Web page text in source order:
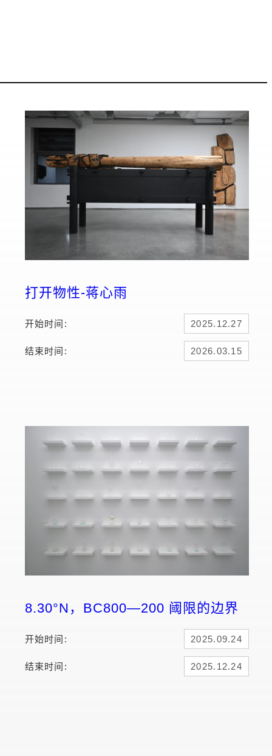
打开物性-蒋心雨
开始时间: 2025.12.27
结束时间: 2026.03.15
8.30°N，BC800—200 阈限的边界
开始时间: 2025.09.24
结束时间: 2025.12.24